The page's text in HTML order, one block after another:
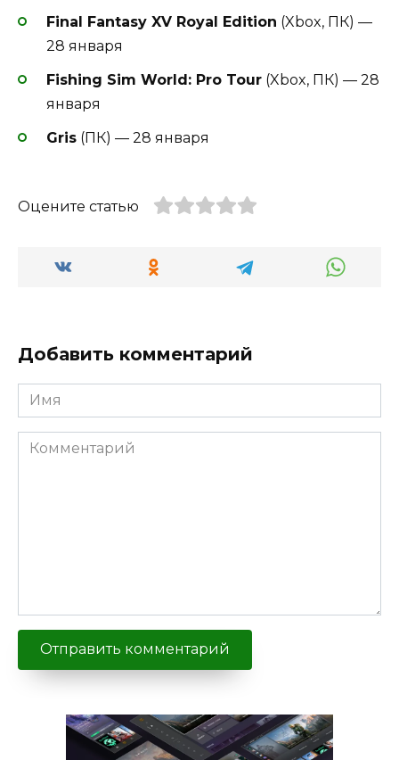
Final Fantasy XV Royal Edition (Xbox, ПК) —
28 января
Fishing Sim World: Pro Tour (Xbox, ПК) — 28
января
Gris (ПК) — 28 января
Оцените статью
Добавить комментарий
Имя
Комментарий